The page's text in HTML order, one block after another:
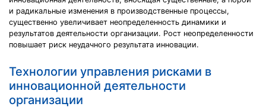
и радикальные изменения в производственные процессы,
существенно увеличивает неопределенность динамики и
результатов деятельности организации. Рост неопределенности
повышает риск неудачного результата инновации.
Технологии управления рисками в
инновационной деятельности
организации